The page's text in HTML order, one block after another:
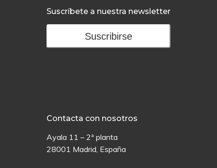
Suscríbete a nuestra newsletter
Suscribirse
Contacta con nosotros
Ayala 11 – 2ª planta
28001 Madrid, España